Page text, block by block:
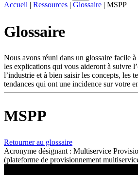
Produits
Soutien
Services
Acheter
Ressources
nous
S'enregistrer
Entreprise
Accueil | Ressources | Glossaire | MSPP
Glossaire
Nous avons réuni dans un glossaire facile à
les explications qui vous aideront à suivre
l’industrie et à bien saisir les concepts, les
tendances qui ont une incidence sur votre
MSPP
Retourner au glossaire
Acronyme désignant : Multiservice
(plateforme de provisionnement